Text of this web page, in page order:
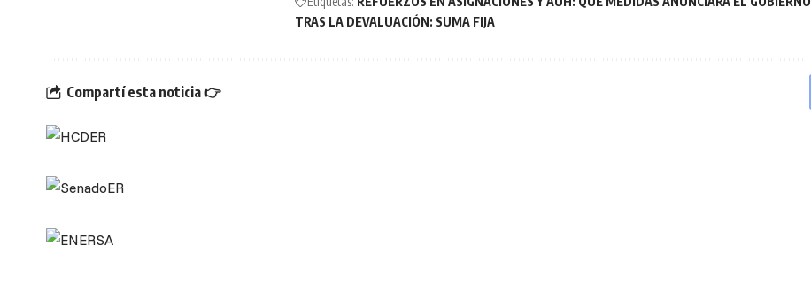
TRAS LA DEVALUACIÓN: SUMA FIJA
Compartí esta noticia 👉